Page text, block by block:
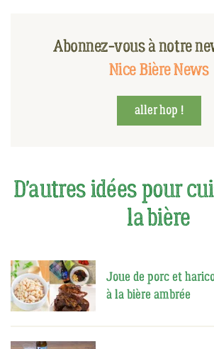
Abonnez-vous à notre
Nice Bière News
aller hop !
D'autres idées pour
la bière
Joue de porc et
à la bière ambrée